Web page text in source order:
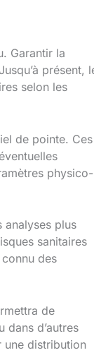
Garantir la
présent,
selon les
de pointe. Ces
physico-
analyses plus
sanitaires
des
de
d’autres
une distribution